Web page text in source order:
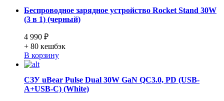
Беспроводное зарядное устройство Rocket Stand 30W
(3 в 1) (черный)
4 990 ₽
+ 80 кешбэк
В корзину
СЗУ uBear Pulse Dual 30W GaN QC3.0, PD (USB-
A+USB-C) (White)